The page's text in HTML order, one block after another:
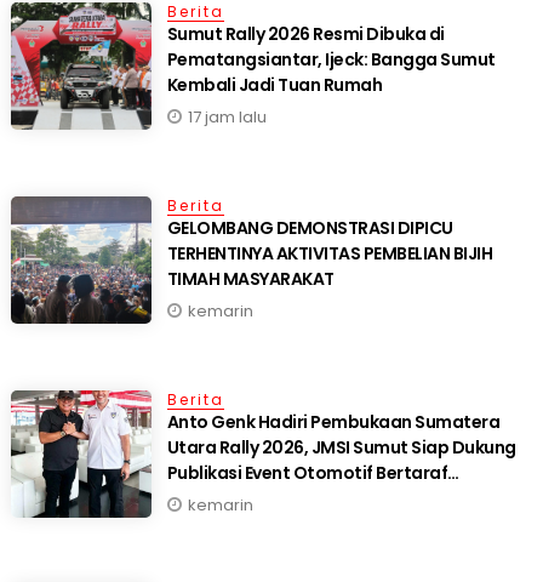
Berita
Sumut Rally 2026 Resmi Dibuka di
Pematangsiantar, Ijeck: Bangga Sumut
Kembali Jadi Tuan Rumah
17 jam lalu
Berita
GELOMBANG DEMONSTRASI DIPICU
TERHENTINYA AKTIVITAS PEMBELIAN BIJIH
TIMAH MASYARAKAT
kemarin
Berita
Anto Genk Hadiri Pembukaan Sumatera
Utara Rally 2026, JMSI Sumut Siap Dukung
Publikasi Event Otomotif Bertaraf
Internasional*
kemarin